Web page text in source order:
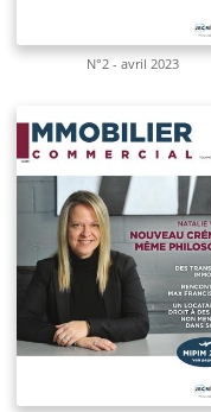
N°2 - avril 2023